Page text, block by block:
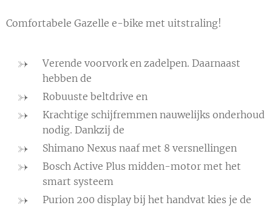
Comfortabele Gazelle e-bike met uitstraling!
Verende voorvork en zadelpen. Daarnaast
hebben de
Robuuste beltdrive en
Krachtige schijfremmen nauwelijks onderhoud
nodig. Dankzij de
Shimano Nexus naaf met 8 versnellingen
Bosch Active Plus midden-motor met het
smart systeem
Purion 200 display bij het handvat kies je de